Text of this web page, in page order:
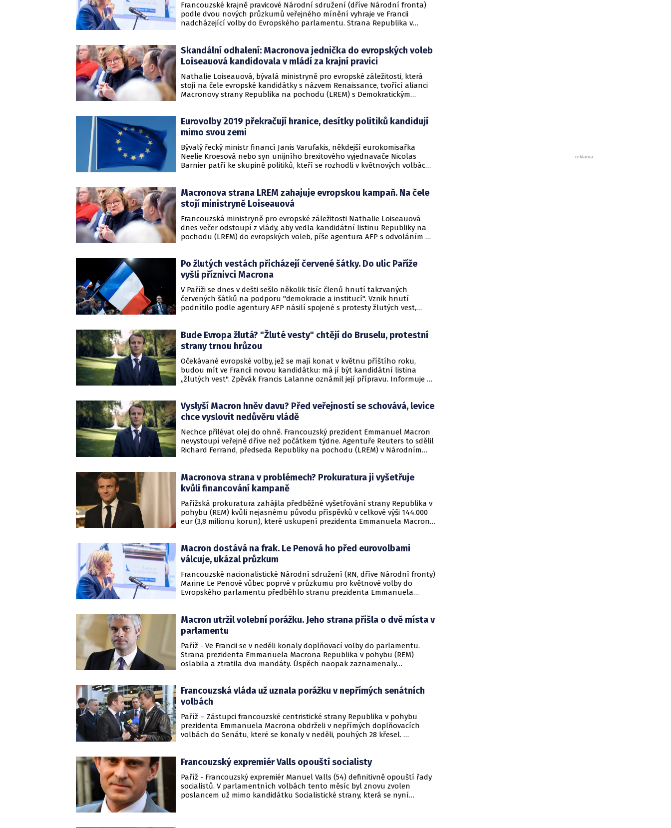
Francouzské krajně pravicové Národní sdružení (dříve Národní fronta)
podle dvou nových průzkumů veřejného mínění vyhraje ve Francii
nadcházející volby do Evropského parlamentu. Strana Republika v
informoval deník Le Figaro.
Skandální odhalení: Macronova jednička do evropských voleb
Loiseauová kandidovala v mládí za krajní pravici
Nathalie Loiseauová, bývalá ministryně pro evropské záležitosti, která
stojí na čele evropské kandidátky s názvem Renaissance, tvořící alianci
Macronovy strany Republika na pochodu (LREM) s Demokratickým
Eurovolby 2019 překračují hranice, desítky politiků kandidují
mimo svou zemi
Bývalý řecký ministr financí Janis Varufakis, někdejší eurokomisařka
Neelie Kroesová nebo syn unijního brexitového vyjednavače Nicolas
Barnier patří ke skupině politiků, kteří se rozhodli v květnových volbách
podobných případů jsou už teď nejméně dvě desítky, uvedl zpravodajský
server Politico.
Macronova strana LREM zahajuje evropskou kampaň. Na čele
stojí ministryně Loiseauová
Francouzská ministryně pro evropské záležitosti Nathalie Loiseauová
dnes večer odstoupí z vlády, aby vedla kandidátní listinu Republiky na
pochodu (LREM) do evropských voleb, píše agentura AFP s odvoláním na
Po žlutých vestách přicházejí červené šátky. Do ulic Paříže
vyšli příznivci Macrona
V Paříži se dnes v dešti sešlo několik tisíc členů hnutí takzvaných
červených šátků na podporu "demokracie a institucí". Vznik hnutí
podnítilo podle agentury AFP násilí spojené s protesty žlutých vest,
vlajky Francie či Evropské unie, jiní měli trička s nápisy "Mám rád svou
republiku" nebo "Konec násilí".
Bude Evropa žlutá? "Žluté vesty" chtějí do Bruselu, protestní
strany trnou hrůzou
Očekávané evropské volby, jež se mají konat v květnu příštího roku,
budou mít ve Francii novou kandidátku: má jí být kandidátní listina
„žlutých vest". Zpěvák Francis Lalanne oznámil její přípravu. Informuje o
Podle agentury Ipsos by taková kandidátka mohla získat až 12 procent
voličských hlasů.
Vyslyší Macron hněv davu? Před veřejností se schovává, levice
chce vyslovit nedůvěru vládě
Nechce přilévat olej do ohně. Francouzský prezident Emmanuel Macron
nevystoupí veřejně dříve než počátkem týdne. Agentuře Reuters to sdělil
Richard Ferrand, předseda Republiky na pochodu (LREM) v Národním
Macronova strana v problémech? Prokuratura ji vyšetřuje
kvůli financování kampaně
Pařížská prokuratura zahájila předběžné vyšetřování strany Republika v
pohybu (REM) kvůli nejasnému původu příspěvků v celkové výši 144.000
eur (3,8 milionu korun), které uskupení prezidenta Emmanuela Macrona
tisku nekomentovali.
Macron dostává na frak. Le Penová ho před eurovolbami
válcuje, ukázal průzkum
Francouzské nacionalistické Národní sdružení (RN, dříve Národní fronty)
Marine Le Penové vůbec poprvé v průzkumu pro květnové volby do
Evropského parlamentu předběhlo stranu prezidenta Emmanuela
agentura Reuters.
Macron utržil volební porážku. Jeho strana přišla o dvě místa v
parlamentu
Paříž - Ve Francii se v neděli konaly doplňovací volby do parlamentu.
Strana prezidenta Emmanuela Macrona Republika v pohybu (REM)
oslabila a ztratila dva mandáty. Úspěch naopak zaznamenaly
Francouzská vláda už uznala porážku v nepřímých senátních
volbách
Paříž – Zástupci francouzské centristické strany Republika v pohybu
prezidenta Emmanuela Macrona obdrželi v nepřímých doplňovacích
volbách do Senátu, které se konaly v neděli, pouhých 28 křesel.
Francouzský expremiér Valls opouští socialisty
Paříž - Francouzský expremiér Manuel Valls (54) definitivně opouští řady
socialistů. V parlamentních volbách tento měsíc byl znovu zvolen
poslancem už mimo kandidátku Socialistické strany, která se nyní